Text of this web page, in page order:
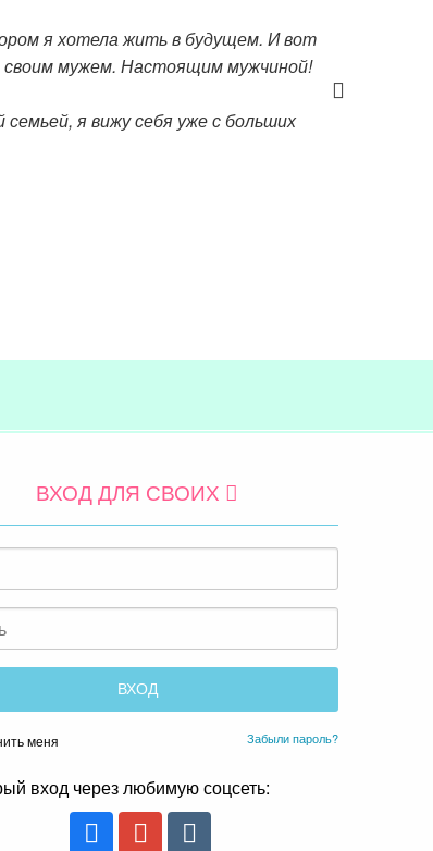
я хотела жить в будущем. И вот
своим мужем. Настоящим мужчиной!
я вижу себя уже с больших
ВХОД ДЛЯ СВОИХ
меня Забыли пароль?
вход через любимую соцсеть: